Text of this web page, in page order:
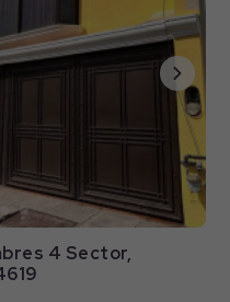
4 Sector,